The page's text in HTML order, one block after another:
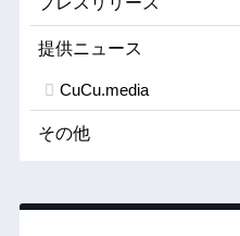
提供ニュース
CuCu.media
その他